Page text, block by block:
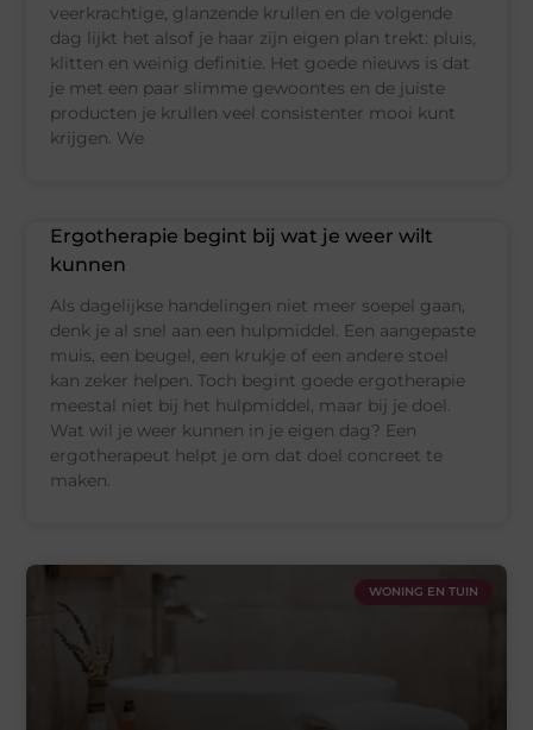
veerkrachtige, glanzende krullen en de volgende
dag lijkt het alsof je haar zijn eigen plan trekt: pluis,
klitten en weinig definitie. Het goede nieuws is dat
je met een paar slimme gewoontes en de juiste
producten je krullen veel consistenter mooi kunt
krijgen. We
Ergotherapie begint bij wat je weer wilt
kunnen
Als dagelijkse handelingen niet meer soepel gaan,
denk je al snel aan een hulpmiddel. Een aangepaste
muis, een beugel, een krukje of een andere stoel
kan zeker helpen. Toch begint goede ergotherapie
meestal niet bij het hulpmiddel, maar bij je doel.
Wat wil je weer kunnen in je eigen dag? Een
ergotherapeut helpt je om dat doel concreet te
maken.
WONING EN TUIN